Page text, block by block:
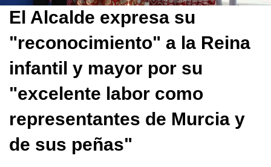
El Alcalde expresa su
"reconocimiento" a la Reina
infantil y mayor por su
"excelente labor como
representantes de Murcia y
de sus peñas"